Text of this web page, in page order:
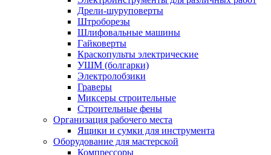
Дрели-шуруповерты
Штроборезы
Шлифовальные машины
Гайковерты
Краскопульты электрические
УШМ (болгарки)
Электролобзики
Граверы
Миксеры строительные
Строительные фены
Организация рабочего места
Ящики и сумки для инструмента
Оборудование для мастерской
Компрессоры